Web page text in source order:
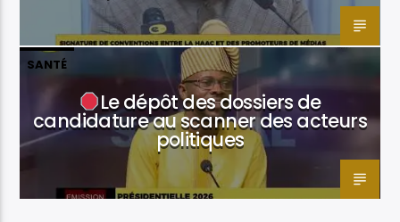
SANTÉ
Le dépôt des dossiers de
candidature au scanner des acteurs
politiques